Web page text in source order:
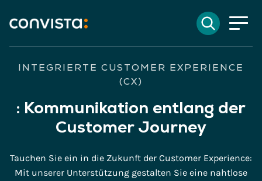
DE
INTEGRIERTE CUSTOMER EXPERIENCE
(CX)
: Kommunikation entlang der
Customer Journey
Tauchen Sie ein in die Zukunft der Customer Experience:
Mit unserer Unterstützung gestalten Sie eine nahtlose